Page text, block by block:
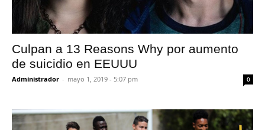
Culpan a 13 Reasons Why por aumento
de suicidio en EEUUU
Administrador - mayo 1, 2019 - 5:07 pm 0